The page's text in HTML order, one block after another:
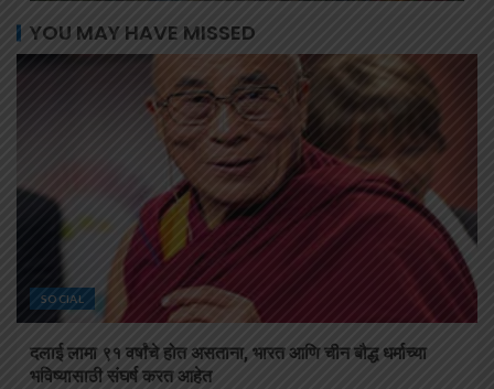
YOU MAY HAVE MISSED
SOCIAL
दलाई लामा ९१ वर्षांचे होत असताना, भारत आणि चीन बौद्ध धर्माच्या
भविष्यासाठी संघर्ष करत आहेत